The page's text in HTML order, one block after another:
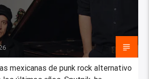
mexicanas de punk rock alternativo